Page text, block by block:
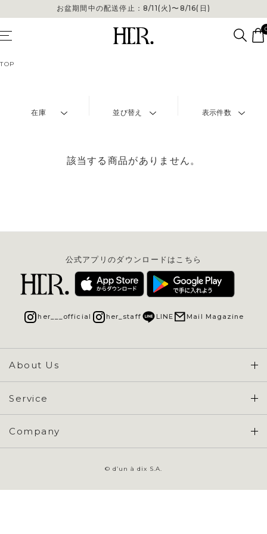
お盆期間中の配送停止：8/11(火)〜8/16(日)
TOP
在庫 並び替え 表示件数
該当する商品がありません。
About Us
Concept & Overview
Service
会員登録 / ログイン
ご利用ガイド
お問い合わせ
Company
公式アプリのダウンロードはこちら
her___official her_staff LINE Mail Magazine
© d’un à dix S.A.